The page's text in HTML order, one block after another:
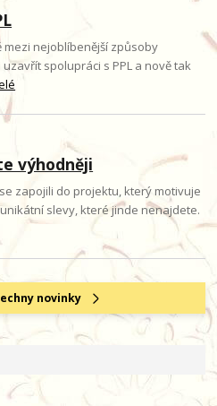
nejoblíbenější způsoby
spolupráci s PPL a nově tak
výhodněji
zapojili do projektu, který motivuje
slevy, které jinde nenajdete.
novinky